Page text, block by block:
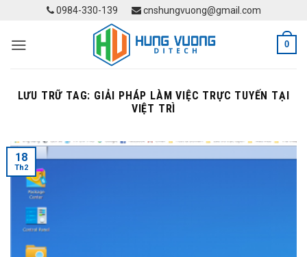
content
0984-330-139 cnshungvuong@gmail.com
0
LƯU TRỮ TAG: GIẢI PHÁP LÀM VIỆC TRỰC TUYẾN TẠI
VIỆT TRÌ
18
Th2